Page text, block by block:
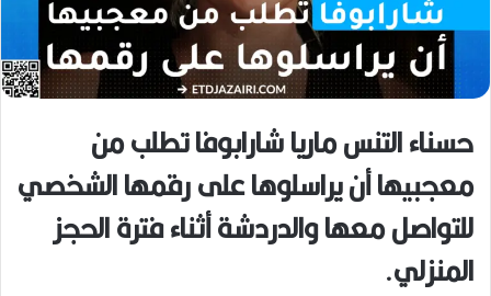
‏حسناء التنس ماريا شارابوفا تطلب من
معجبيها أن يراسلوها على رقمها الشخصي
للتواصل معها والدردشة أثناء فترة الحجز
المنزلي.